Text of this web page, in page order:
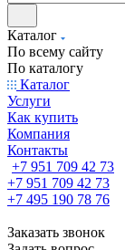
Каталог
По всему сайту
По каталогу
Каталог
Услуги
Как купить
Компания
Контакты
+7 951 709 42 73
+7 951 709 42 73
+7 495 190 78 76
Заказать звонок